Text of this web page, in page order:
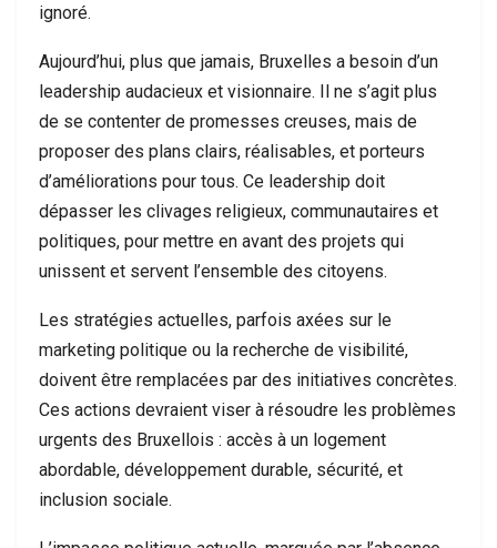
ignoré.
Aujourd’hui, plus que jamais, Bruxelles a besoin d’un
leadership audacieux et visionnaire. Il ne s’agit plus
de se contenter de promesses creuses, mais de
proposer des plans clairs, réalisables, et porteurs
d’améliorations pour tous. Ce leadership doit
dépasser les clivages religieux, communautaires et
politiques, pour mettre en avant des projets qui
unissent et servent l’ensemble des citoyens.
Les stratégies actuelles, parfois axées sur le
marketing politique ou la recherche de visibilité,
doivent être remplacées par des initiatives concrètes.
Ces actions devraient viser à résoudre les problèmes
urgents des Bruxellois : accès à un logement
abordable, développement durable, sécurité, et
inclusion sociale.